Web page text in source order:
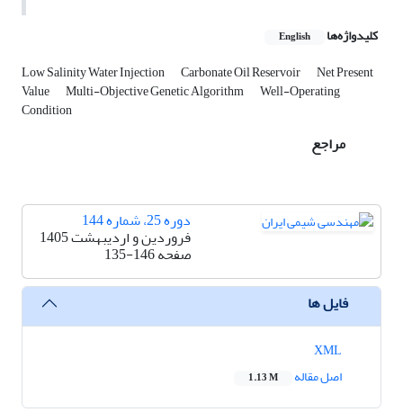
کلیدواژه‌ها English
Low Salinity Water Injection Carbonate Oil Reservoir Net Present
Value Multi-Objective Genetic Algorithm Well-Operating
Condition
مراجع
دوره 25، شماره 144
فروردین و اردیبهشت 1405
صفحه135-146
فایل ها
اصل مقاله
1.13 M